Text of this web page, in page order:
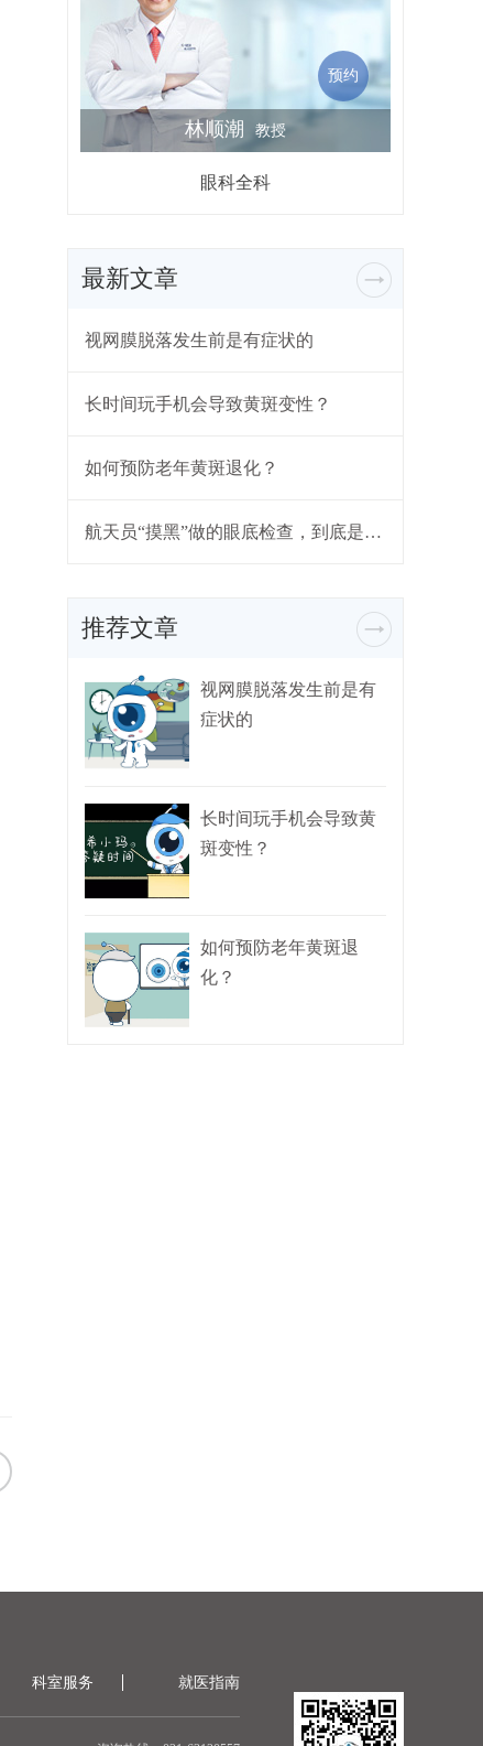
林顺潮 教授
预约
眼科全科
最新文章
视网膜脱落发生前是有症状的
长时间玩手机会导致黄斑变性？
如何预防老年黄斑退化？
航天员“摸黑”做的眼底检查，到底是什么？
推荐文章
视网膜脱落发生前是有
症状的
长时间玩手机会导致黄
斑变性？
如何预防老年黄斑退
化？
科室服务 就医指南